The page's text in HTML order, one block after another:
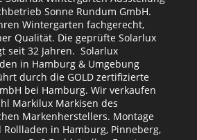
Sonne Rundum GmbH.
Wintergarten fachgerecht,
Qualität. Die geprüfte Solarlux
seit 32 Jahren. Solarlux
in Hamburg & Umgebung
durch die GOLD zertifizierte
bei Hamburg. Wir verkaufen
Markilux Markisen des
Markenherstellers. Montage
in Hamburg, Pinneberg,